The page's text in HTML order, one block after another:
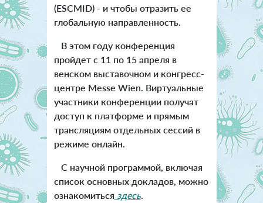
(ESCMID) - и чтобы отразить ее
глобальную направленность.
В этом году конференция
пройдет с 11 по 15 апреля в
венском выставочном и конгресс-
центре Messe Wien. Виртуальные
участники конференции получат
доступ к платформе и прямым
трансляциям отдельных сессий в
режиме онлайн.
С научной программой, включая
список основных докладов, можно
ознакомиться здесь.